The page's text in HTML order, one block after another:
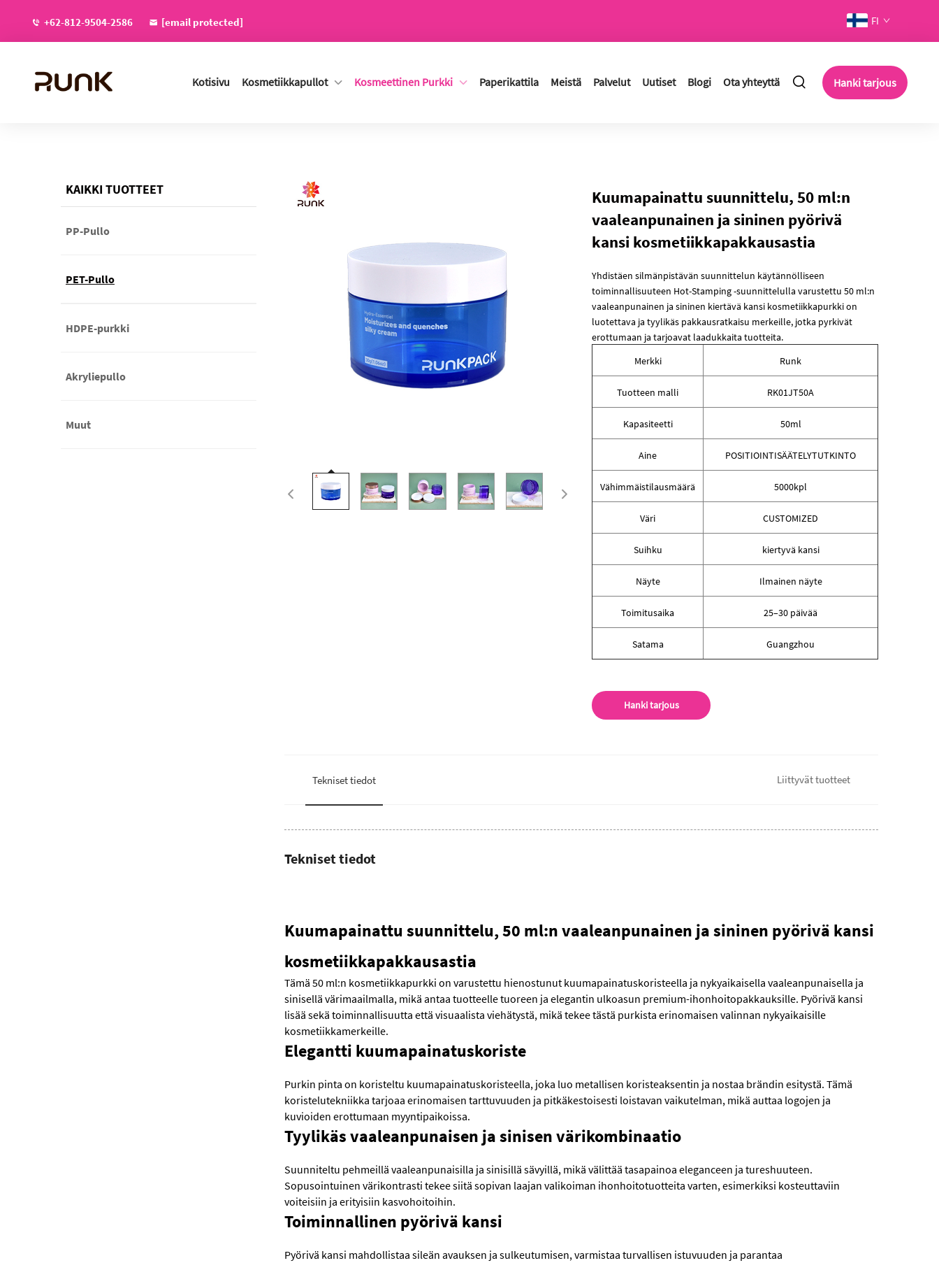
+62-812-9504-2586 [email protected] FI
Kotisivu Kosmetiikkapullot Kosmeettinen Purkki Paperikattila Meistä Palvelut Uutiset Blogi Ota yhteyttä Hanki tarjous
KAIKKI TUOTTEET
PP-Pullo
PET-Pullo
HDPE-purkki
Akryliepullo
Muut
Kuumapainattu suunnittelu, 50 ml:n
vaaleanpunainen ja sininen pyörivä
kansi kosmetiikkapakkausastia
Yhdistäen silmänpistävän suunnittelun käytännölliseen
toiminnallisuuteen Hot-Stamping -suunnittelulla varustettu 50 ml:n
vaaleanpunainen ja sininen kiertävä kansi kosmetiikkapurkki on
luotettava ja tyylikäs pakkausratkaisu merkeille, jotka pyrkivät
erottumaan ja tarjoavat laadukkaita tuotteita.
Merkki
Runk
Tuotteen malli RK01JT50A
Kapasiteetti 50ml
Aine POSITIOINTISÄÄTELYTUTKINTO
Vähimmäistilausmäärä 5000kpl
Väri CUSTOMIZED
Suihku kiertyvä kansi
Näyte Ilmainen näyte
Toimitusaika 25–30 päivää
Satama Guangzhou
Hanki tarjous
Tekniset tiedot Liittyvät tuotteet
Tekniset tiedot
Kuumapainattu suunnittelu, 50 ml:n vaaleanpunainen ja sininen pyörivä kansi
kosmetiikkapakkausastia
Tämä 50 ml:n kosmetiikkapurkki on varustettu hienostunut kuumapainatuskoristeella ja nykyaikaisella vaaleanpunaisella ja
sinisellä värimaailmalla, mikä antaa tuotteelle tuoreen ja elegantin ulkoasun premium-ihonhoitopakkauksille. Pyörivä kansi
lisää sekä toiminnallisuutta että visuaalista viehätystä, mikä tekee tästä purkista erinomaisen valinnan nykyaikaisille
kosmetiikkamerkeille.
Elegantti kuumapainatuskoriste
Purkin pinta on koristeltu kuumapainatuskoristeella, joka luo metallisen koristeaksentin ja nostaa brändin esitystä. Tämä
koristelutekniikka tarjoaa erinomaisen tarttuvuuden ja pitkäkestoisesti loistavan vaikutelman, mikä auttaa logojen ja
kuvioiden erottumaan myyntipaikoissa.
Tyylikäs vaaleanpunaisen ja sinisen värikombinaatio
Suunniteltu pehmeillä vaaleanpunaisilla ja sinisillä sävyillä, mikä välittää tasapainoa eleganceen ja tureshuuteen.
Sopusointuinen värikontrasti tekee siitä sopivan laajan valikoiman ihonhoitotuotteita varten, esimerkiksi kosteuttaviin
voiteisiin ja erityisiin kasvohoitoihin.
Toiminnallinen pyörivä kansi
Pyörivä kansi mahdollistaa sileän avauksen ja sulkeutumisen, varmistaa turvallisen istuvuuden ja parantaa